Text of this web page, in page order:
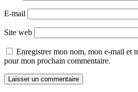
E-mail
Site web
Enregistrer mon nom, mon e-mail et
pour mon prochain commentaire.